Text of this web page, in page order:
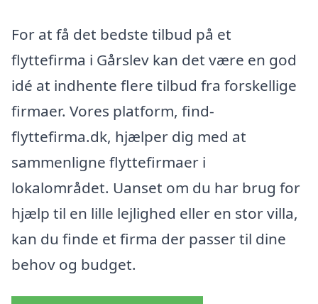
For at få det bedste tilbud på et
flyttefirma i Gårslev kan det være en god
idé at indhente flere tilbud fra forskellige
firmaer. Vores platform, find-
flyttefirma.dk, hjælper dig med at
sammenligne flyttefirmaer i
lokalområdet. Uanset om du har brug for
hjælp til en lille lejlighed eller en stor villa,
kan du finde et firma der passer til dine
behov og budget.